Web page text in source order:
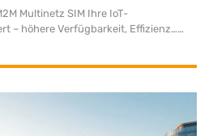
Multinetz SIM Ihre IoT-
– höhere Verfügbarkeit, Effizienz…